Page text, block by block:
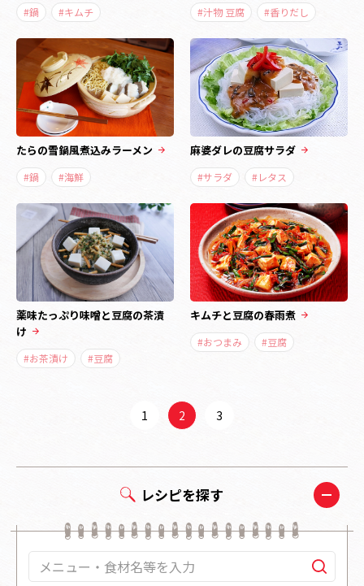
#鍋 #キムチ #汁物 豆腐 #香りだし
たらの雪鍋風煮込みラーメン
#鍋 #海鮮
麻婆ダレの豆腐サラダ
#サラダ #レタス
薬味たっぷり味噌と豆腐の茶漬
け
#お茶漬け #豆腐
キムチと豆腐の春雨煮
#おつまみ #豆腐
1 2 3
レシピを探す